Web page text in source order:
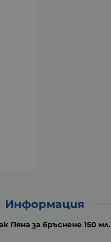
Информация
Пяна за бръснене 150 мл.